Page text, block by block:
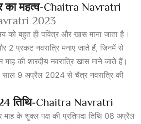
का महत्व-Chaitra Navratri
2023
को बहुत ही पवित्र और खास माना जाता है।
2 प्रकट नवरात्रि मनाए जाते हैं, जिनमें से
की शारदीय नवरात्रि खास माने जाते हैं।
साल 9 अप्रैल 2024 से चैत्र नवरात्रि की
तिथि-Chaitra Navratri
के शुक्ल पक्ष की प्रतिपदा तिथि 08 अप्रैल